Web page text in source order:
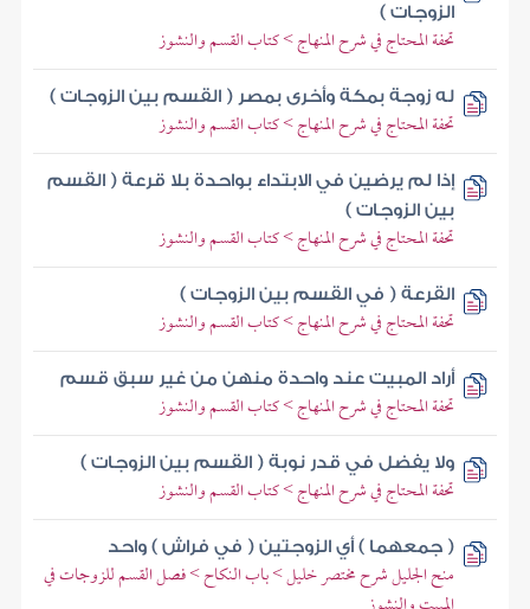
الزوجات )
تحفة المحتاج في شرح المنهاج > كتاب القسم والنشوز
له زوجة بمكة وأخرى بمصر ( القسم بين الزوجات )
تحفة المحتاج في شرح المنهاج > كتاب القسم والنشوز
إذا لم يرضين في الابتداء بواحدة بلا قرعة ( القسم
بين الزوجات )
تحفة المحتاج في شرح المنهاج > كتاب القسم والنشوز
القرعة ( في القسم بين الزوجات )
تحفة المحتاج في شرح المنهاج > كتاب القسم والنشوز
أراد المبيت عند واحدة منهن من غير سبق قسم
تحفة المحتاج في شرح المنهاج > كتاب القسم والنشوز
ولا يفضل في قدر نوبة ( القسم بين الزوجات )
تحفة المحتاج في شرح المنهاج > كتاب القسم والنشوز
( جمعهما ) أي الزوجتين ( في فراش ) واحد
منح الجليل شرح مختصر خليل > باب النكاح > فصل القسم للزوجات في